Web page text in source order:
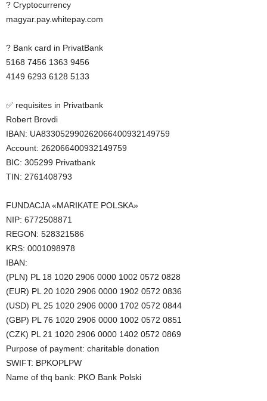
? Cryptocurrency
magyar.pay.whitepay.com
? Bank card in PrivatBank
5168 7456 1363 9456
4149 6293 6128 5133
✅ requisites in Privatbank
Robert Brovdi
IBAN: UA833052990262066400932149759
Account: 262066400932149759
BIC: 305299 Privatbank
TIN: 2761408793
FUNDACJA «MARIKATE POLSKA»
NIP: 6772508871
REGON: 528321586
KRS: 0001098978
IBAN:
(PLN) PL 18 1020 2906 0000 1002 0572 0828
(EUR) PL 20 1020 2906 0000 1902 0572 0836
(USD) PL 25 1020 2906 0000 1702 0572 0844
(GBP) PL 76 1020 2906 0000 1002 0572 0851
(CZK) PL 21 1020 2906 0000 1402 0572 0869
Purpose of payment: charitable donation
SWIFT: BPKOPLPW
Name of thq bank: PKO Bank Polski